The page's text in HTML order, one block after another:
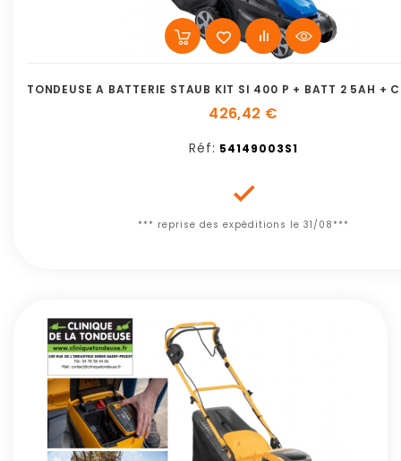
TONDEUSE A BATTERIE STAUB KIT SI 400 P + BATT 2 5AH +
426,42 €
Réf: 54149003S1

*** reprise des expéditions le 31/08***